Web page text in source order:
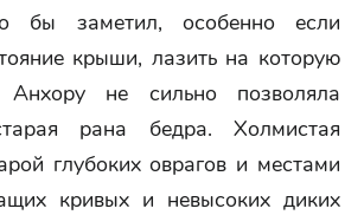
бы заметил, особенно если
крыши, лазить на которую
не сильно позволяла
рана бедра. Холмистая
глубоких оврагов и местами
кривых и невысоких диких